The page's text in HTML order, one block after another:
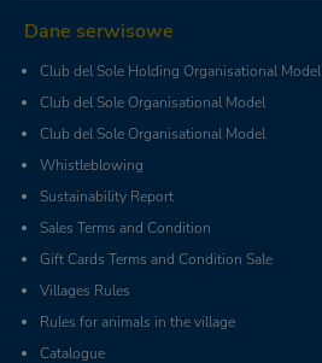
Dane serwisowe
Club del Sole Holding Organisational Model
Club del Sole Organisational Model
Club del Sole Organisational Model
Whistleblowing
Sustainability Report
Sales Terms and Condition
Gift Cards Terms and Condition Sale
Villages Rules
Rules for animals in the village
Catalogue